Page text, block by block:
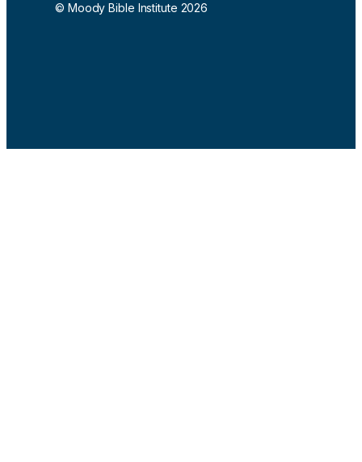
© Moody Bible Institute 2026